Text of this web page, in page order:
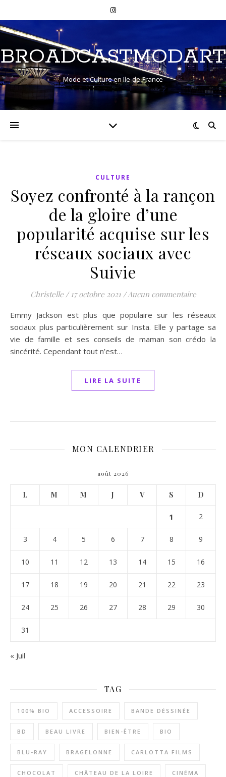
BROADCASTMODART
Mode et Culture en Ile-de-France
CULTURE
Soyez confronté à la rançon
de la gloire d’une
popularité acquise sur les
réseaux sociaux avec
Suivie
Christelle / 17 octobre 2021 /Aucun commentaire
Emmy Jackson est plus que populaire sur les réseaux
sociaux plus particulièrement sur Insta. Elle y partage sa
vie de famille et ses conseils de maman son crédo la
sincérité. Cependant tout n’est…
LIRE LA SUITE
MON CALENDRIER
août 2026
L M M J V S D
1 2
3 4 5 6 7 8 9
10 11 12 13 14 15 16
17 18 19 20 21 22 23
24 25 26 27 28 29 30
31
« Juil
TAG
100% BIO ACCESSOIRE BANDE DÉSSINÉE
BD BEAU LIVRE BIEN-ÊTRE BIO
BLU-RAY BRAGELONNE CARLOTTA FILMS
CHOCOLAT CHÂTEAU DE LA LOIRE CINÉMA